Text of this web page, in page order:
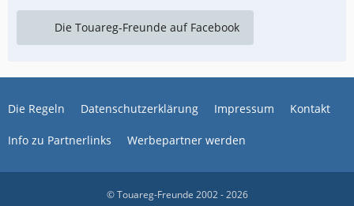
Die Touareg-Freunde auf Facebook
Die Regeln Datenschutzerklärung Impressum Kontakt
Info zu Partnerlinks Werbepartner werden
© Touareg-Freunde 2002 - 2026